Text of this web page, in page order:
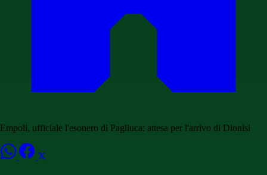
Empoli, ufficiale l'esonero di Pagliuca: attesa per l'arrivo di Dionisi